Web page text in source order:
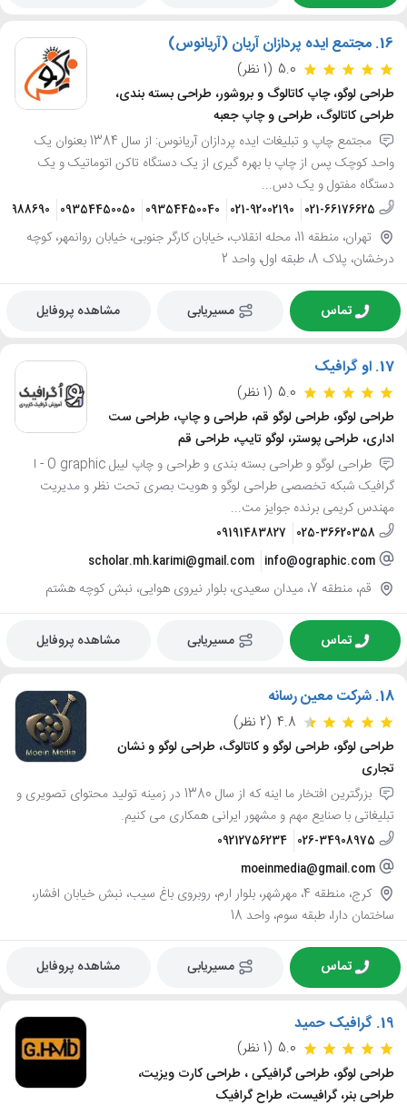
16. مجتمع ایده پردازان آریان (آریانوس)
5.0 (1 نظر)
طراحی لوگو، چاپ کاتالوگ و بروشور، طراحی بسته بندی،
طراحی کاتالوگ، طراحی و چاپ جعبه
مجتمع چاپ و تبلیغات ایده پردازان آریانوس: از سال 1384 بعنوان یک
واحد کوچک پس از چاپ با بهره گیری از یک دستگاه تاکن اتوماتیک و یک
دستگاه مفتول و یک دس...
021-66176625
021-92002190
09354450040
09354450050
تهران، منطقه 11، محله انقلاب، خیابان کارگر جنوبی، خیابان روانمهر، کوچه
درخشان، پلاک 8، طبقه اول، واحد 2
تماس مسیریابی مشاهده پروفایل
17. او گرافیک
5.0 (1 نظر)
طراحی لوگو، طراحی لوگو قم، طراحی و چاپ، طراحی ست
اداری، طراحی پوستر، لوگو تایپ، طراحی قم
طراحی لوگو و طراحی بسته بندی و طراحی و چاپ لیبل O graphic - ا
گرافیک شبکه تخصصی طراحی لوگو و هویت بصری تحت نظر و مدیریت
مهندس کریمی برنده جوایز مت...
025-36620358
09191483827
info@ographic.com
scholar.mh.karimi@gmail.com
قم، منطقه 7، میدان سعیدی، بلوار نیروی هوایی، نبش کوچه هشتم
تماس مسیریابی مشاهده پروفایل
18. شرکت معین رسانه
4.8 (2 نظر)
طراحی لوگو، طراحی لوگو و کاتالوگ، طراحی لوگو و نشان
تجاری
بزرگترین افتخار ما اینه که از سال 1380 در زمینه تولید محتوای تصویری و
تبلیغاتی با صنایع مهم و مشهور ایرانی همکاری می کنیم.
026-34908975
09212756234
moeinmedia@gmail.com
کرج، منطقه 4، مهرشهر، بلوار ارم، روبروی باغ سیب، نبش خیابان افشار،
ساختمان دارا، طبقه سوم، واحد 18
تماس مسیریابی مشاهده پروفایل
19. گرافیک حمید
5.0 (1 نظر)
طراحی لوگو، طراحی گرافیکی ، طراحی کارت ویزیت،
طراحی بنر، گرافیست، طراح گرافیک